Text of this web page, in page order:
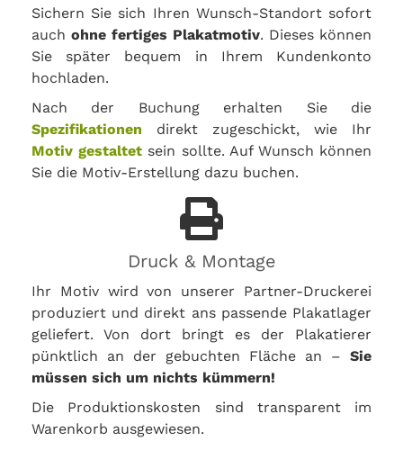
Sichern Sie sich Ihren Wunsch-Standort sofort
auch ohne fertiges Plakatmotiv. Dieses können
Sie später bequem in Ihrem Kundenkonto
hochladen.
Nach der Buchung erhalten Sie die
Spezifikationen direkt zugeschickt, wie Ihr
Motiv gestaltet sein sollte. Auf Wunsch können
Sie die Motiv-Erstellung dazu buchen.
Druck & Montage
Ihr Motiv wird von unserer Partner-Druckerei
produziert und direkt ans passende Plakatlager
geliefert. Von dort bringt es der Plakatierer
pünktlich an der gebuchten Fläche an – Sie
müssen sich um nichts kümmern!
Die Produktionskosten sind transparent im
Warenkorb ausgewiesen.